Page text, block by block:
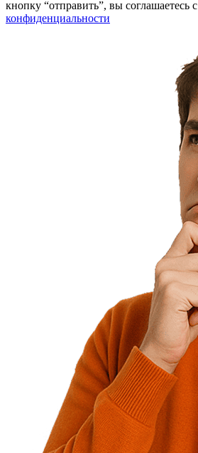
кнопку “отправить”, вы соглашаетесь с
конфиденциальности